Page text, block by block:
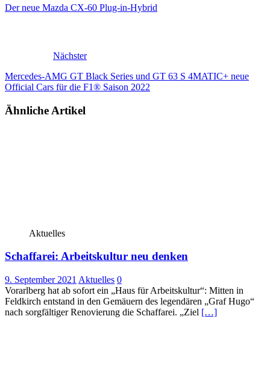
Der neue Mazda CX-60 Plug-in-Hybrid
Nächster
Mercedes‑AMG GT Black Series und GT 63 S 4MATIC+ neue
Official Cars für die F1® Saison 2022
Ähnliche Artikel
Aktuelles
Schaffarei: Arbeitskultur neu denken
9. September 2021 Aktuelles 0
Vorarlberg hat ab sofort ein „Haus für Arbeitskultur“: Mitten in
Feldkirch entstand in den Gemäuern des legendären „Graf Hugo“
nach sorgfältiger Renovierung die Schaffarei. „Ziel […]